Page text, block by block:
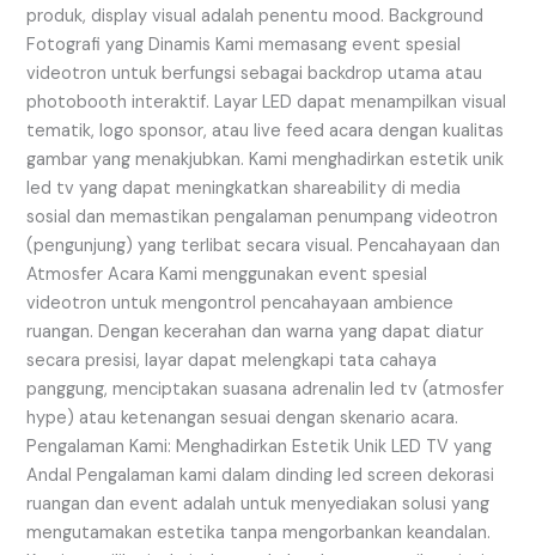
produk, display visual adalah penentu mood. Background
Fotografi yang Dinamis Kami memasang event spesial
videotron untuk berfungsi sebagai backdrop utama atau
photobooth interaktif. Layar LED dapat menampilkan visual
tematik, logo sponsor, atau live feed acara dengan kualitas
gambar yang menakjubkan. Kami menghadirkan estetik unik
led tv yang dapat meningkatkan shareability di media
sosial dan memastikan pengalaman penumpang videotron
(pengunjung) yang terlibat secara visual. Pencahayaan dan
Atmosfer Acara Kami menggunakan event spesial
videotron untuk mengontrol pencahayaan ambience
ruangan. Dengan kecerahan dan warna yang dapat diatur
secara presisi, layar dapat melengkapi tata cahaya
panggung, menciptakan suasana adrenalin led tv (atmosfer
hype) atau ketenangan sesuai dengan skenario acara.
Pengalaman Kami: Menghadirkan Estetik Unik LED TV yang
Andal Pengalaman kami dalam dinding led screen dekorasi
ruangan dan event adalah untuk menyediakan solusi yang
mengutamakan estetika tanpa mengorbankan keandalan.